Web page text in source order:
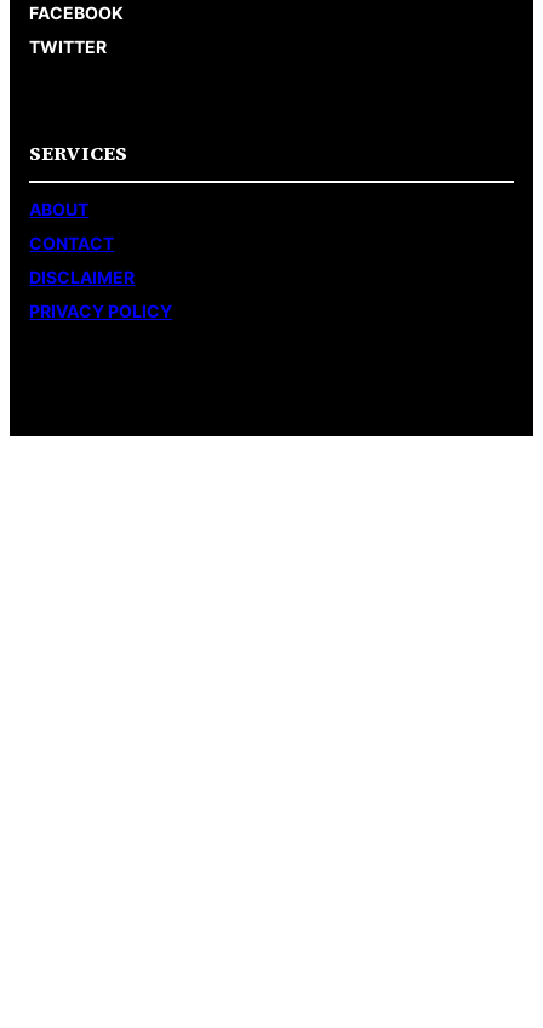
FACEBOOK
TWITTER
SERVICES
ABOUT
CONTACT
DISCLAIMER
PRIVACY POLICY